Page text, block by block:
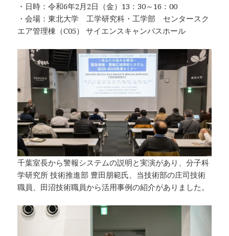
・日時：令和6年2月2日（金）13：30～16：00
・会場：東北大学 工学研究科・工学部 センタースク
エア管理棟（C05） サイエンスキャンパスホール
千葉室長から警報システムの説明と実演があり、分子科
学研究所 技術推進部 豊田朋範氏、当技術部の庄司技術
職員、田沼技術職員から活用事例の紹介がありました。